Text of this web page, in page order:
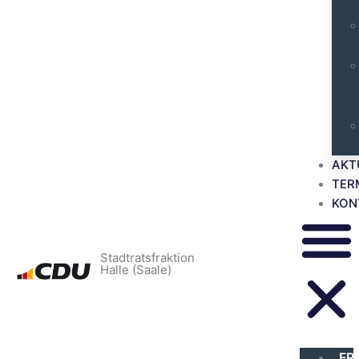
Stadtratsfraktion
Halle (Saale)